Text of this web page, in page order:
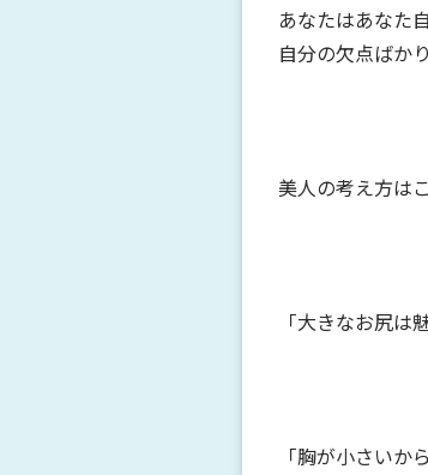
あなたはあなた
自分の欠点ばか
美人の考え方は
「大きなお尻は
「胸が小さいか